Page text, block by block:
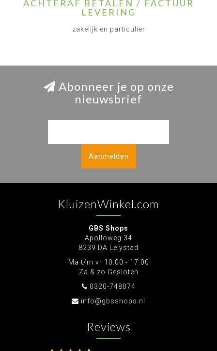
ACHTERAF BETALEN / FACTUUR
LEVERING
zakelijk en particulier
Abonneer je op onze
nieuwsbrief
Aanmelden
KluizenWinkel.com
GBS Shops
Apolloweg 34
8239 DA Lelystad
Ma t/m vr 10:00 - 17:00
Za & zo Gesloten
0320-748074
info@gbsshops.nl
Reviews